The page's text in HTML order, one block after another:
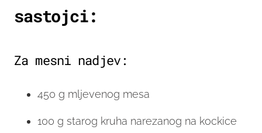
sastojci:
Za mesni nadjev:
450 g mljevenog mesa
100 g starog kruha narezanog na kockice